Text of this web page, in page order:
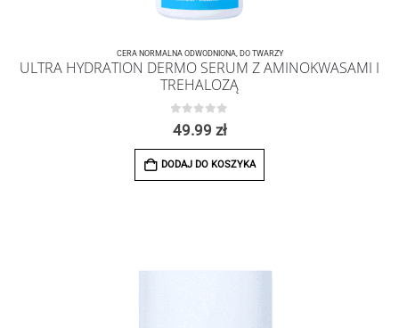
CERA NORMALNA ODWODNIONA, DO TWARZY
ULTRA HYDRATION DERMO SERUM Z AMINOKWASAMI I
TREHALOZĄ
z 5
49.99 zł
DODAJ DO KOSZYKA